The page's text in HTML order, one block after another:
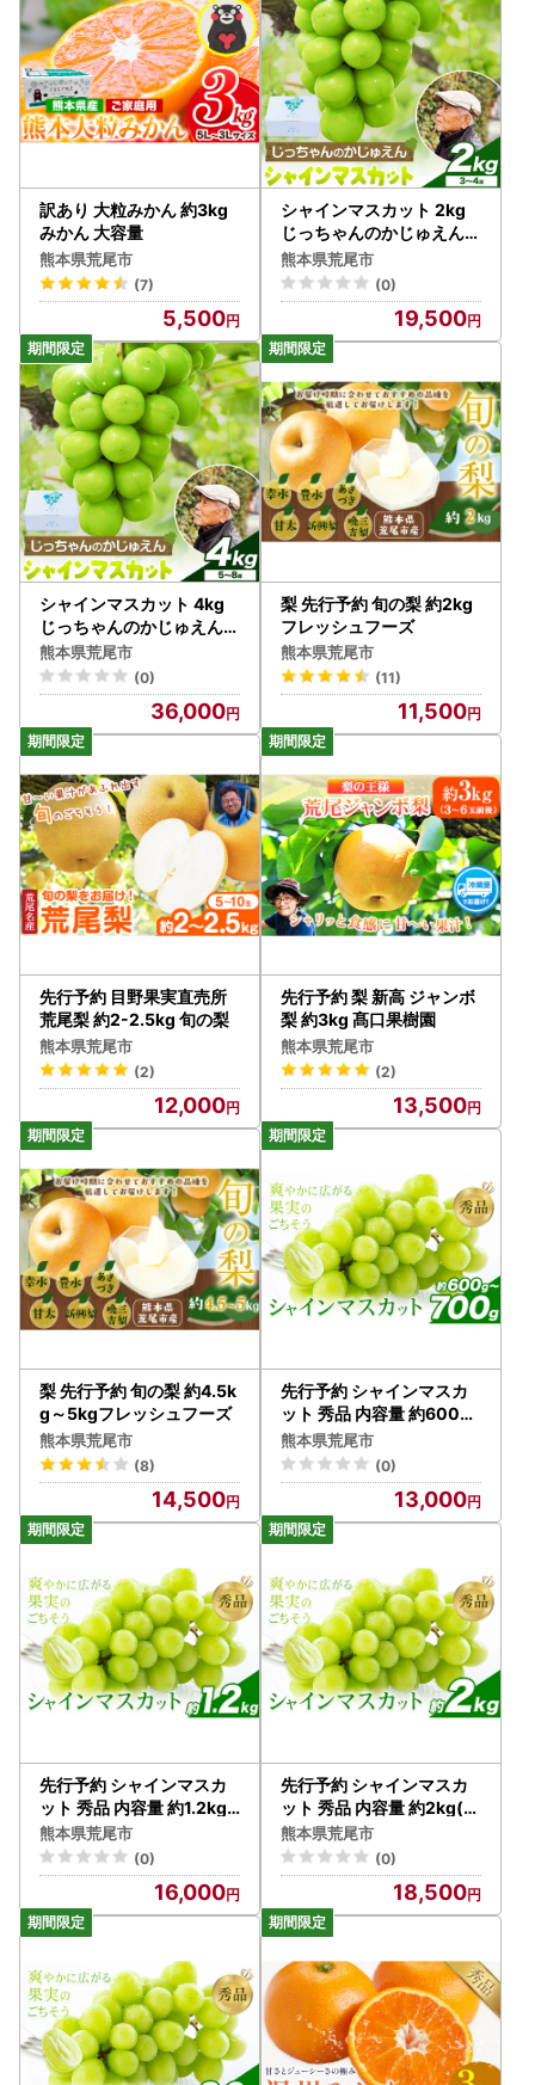
訳あり 大粒みかん 約3kg
みかん 大容量
熊本県荒尾市
(7)
5,500
シャインマスカット 2kg
じっちゃんのかじゅえん《
8月上旬-9月下旬頃出荷》
熊本県荒尾市
(0)
19,500
シャインマスカット 4kg
じっちゃんのかじゅえん《
8月上旬-9月下旬頃出荷》
熊本県荒尾市
(0)
36,000
梨 先行予約 旬の梨 約2kg
フレッシュフーズ
熊本県荒尾市
(11)
11,500
先行予約 目野果実直売所
荒尾梨 約2-2.5kg 旬の梨
熊本県荒尾市
(2)
12,000
先行予約 梨 新高 ジャンボ
梨 約3kg 髙口果樹園
熊本県荒尾市
(2)
13,500
梨 先行予約 旬の梨 約4.5k
g～5kgフレッシュフーズ
熊本県荒尾市
(8)
14,500
先行予約 シャインマスカ
ット 秀品 内容量 約600g-
700g(1-2房) 日本フルー
ツ《7月下旬-8月末頃出荷
》熊本県 荒尾市 ぶどう ブ
ドウ 果物 フルーツ スイー
ツ デザート ギフト ご贈答
熊本県荒尾市
(0)
13,000
先行予約 シャインマスカ
ット 秀品 内容量 約1.2kg(
2-5房) 日本フルーツ《7月
下旬-8月末頃出荷》熊本
県 荒尾市 ぶどう ブドウ 果
物 フルーツ スイーツ デザ
ート ギフト ご贈答
熊本県荒尾市
(0)
16,000
先行予約 シャインマスカ
ット 秀品 内容量 約2kg(3
-7房) 日本フルーツ《7月
下旬-8月末頃出荷》熊本
県 荒尾市 ぶどう ブドウ 果
物 フルーツ スイーツ デザ
ート ギフト ご贈答
熊本県荒尾市
(0)
18,500